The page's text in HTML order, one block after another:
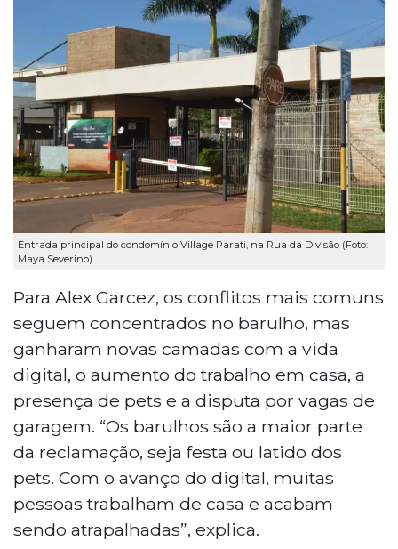
Entrada principal do condomínio Village Parati, na Rua da Divisão (Foto:
Maya Severino)
Para Alex Garcez, os conflitos mais comuns
seguem concentrados no barulho, mas
ganharam novas camadas com a vida
digital, o aumento do trabalho em casa, a
presença de pets e a disputa por vagas de
garagem. “Os barulhos são a maior parte
da reclamação, seja festa ou latido dos
pets. Com o avanço do digital, muitas
pessoas trabalham de casa e acabam
sendo atrapalhadas”, explica.